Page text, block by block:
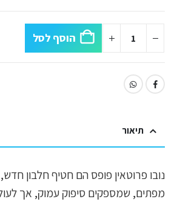
הוסף לסל
תיאור
מפתים, שמספקים סיפוק עמוק, אך